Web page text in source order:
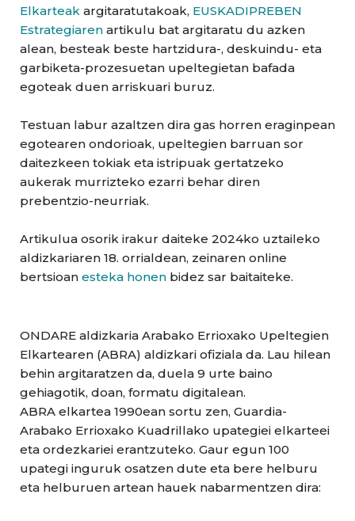
Elkarteak argitaratutakoak, EUSKADIPREBEN
Estrategiaren artikulu bat argitaratu du azken
alean, besteak beste hartzidura-, deskuindu- eta
garbiketa-prozesuetan upeltegietan bafada
egoteak duen arriskuari buruz.
Testuan labur azaltzen dira gas horren eraginpean
egotearen ondorioak, upeltegien barruan sor
daitezkeen tokiak eta istripuak gertatzeko
aukerak murrizteko ezarri behar diren
prebentzio-neurriak.
Artikulua osorik irakur daiteke 2024ko uztaileko
aldizkariaren 18. orrialdean, zeinaren online
bertsioan esteka honen bidez sar baitaiteke.
ONDARE aldizkaria Arabako Errioxako Upeltegien
Elkartearen (ABRA) aldizkari ofiziala da. Lau hilean
behin argitaratzen da, duela 9 urte baino
gehiagotik, doan, formatu digitalean.
ABRA elkartea 1990ean sortu zen, Guardia-
Arabako Errioxako Kuadrillako upategiei elkarteei
eta ordezkariei erantzuteko. Gaur egun 100
upategi inguruk osatzen dute eta bere helburu
eta helburuen artean hauek nabarmentzen dira: